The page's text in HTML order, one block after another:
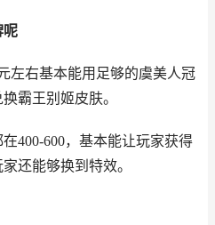
呢
左右基本能用足够的虞美人冠
霸王别姬皮肤。
400-600，基本能让玩家获得
还能够换到特效。